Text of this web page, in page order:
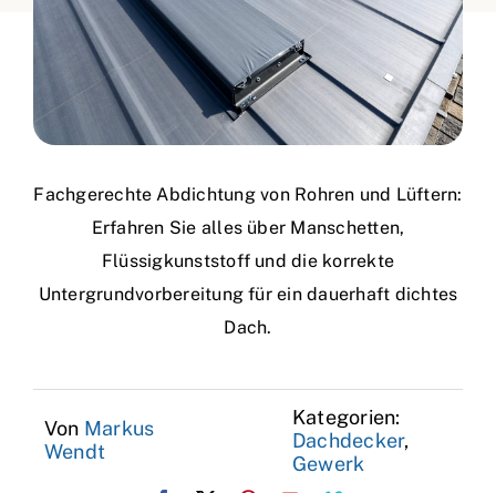
Fachgerechte Abdichtung von Rohren und Lüftern:
Erfahren Sie alles über Manschetten,
Flüssigkunststoff und die korrekte
Untergrundvorbereitung für ein dauerhaft dichtes
Dach.
Von Markus
Wendt
Kategorien:
Dachdecker,
Gewerk